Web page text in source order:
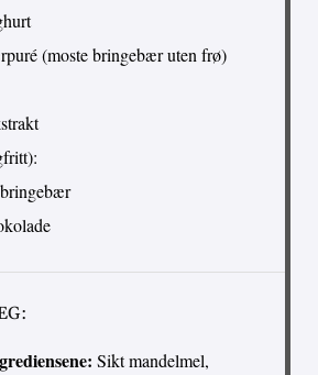
(moste bringebær uten frø)
Sikt mandelmel,